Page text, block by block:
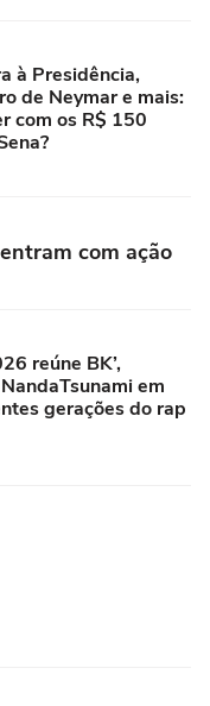
à Presidência,
de Neymar e mais:
com os R$ 150
com ação
reúne BK’,
em
gerações do rap